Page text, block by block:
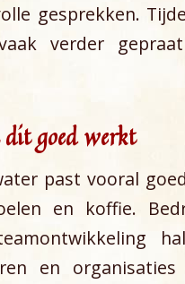
gesprekken.
verder
dit goed werkt
past vooral
en koffie.
en